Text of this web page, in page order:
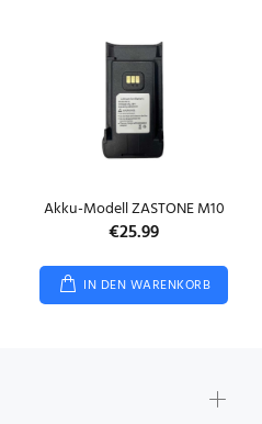
Akku-Modell ZASTONE M10
€25.99
IN DEN WARENKORB